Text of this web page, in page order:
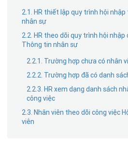
2.1. HR thiết lập quy trình hội
nhân sự
2.2. HR theo dõi quy trình hội nhập
Thông tin nhân sự
2.2.1. Trường hợp chưa có nhân
2.2.2. Trường hợp đã có danh
2.2.3. HR xem dạng danh sách
công việc
2.3. Nhân viên theo dõi công việc
viên